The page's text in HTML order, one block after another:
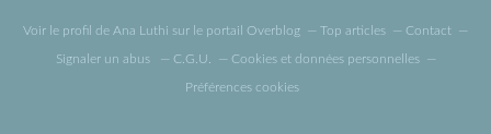
Voir le profil de Ana Luthi sur le portail Overblog Top articles Contact
Signaler un abus C.G.U. Cookies et données personnelles
Préférences cookies